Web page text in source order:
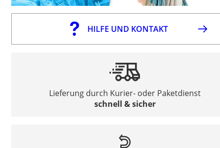
HILFE UND KONTAKT
Lieferung durch Kurier- oder Paketdienst
schnell & sicher